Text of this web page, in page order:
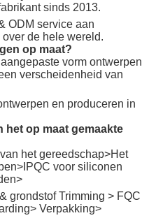
sinds 2013.
ODM service aan
de hele wereld.
op maat?
vorm ontwerpen
verscheidenheid van
en produceren in
het op maat gemaakte
het gereedschap>Het
voor siliconen
grondstof Trimming > FQC
Verpakking>